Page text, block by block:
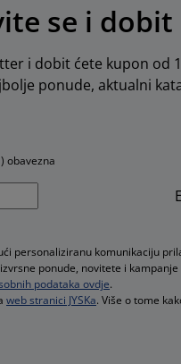
se i dobit
i dobit ćete kupon od
ponude, aktualni
obavezna
personaliziranu komunikaciju
ponude, novitete i
podataka ovdje.
web stranici JYSKa. Više o tome